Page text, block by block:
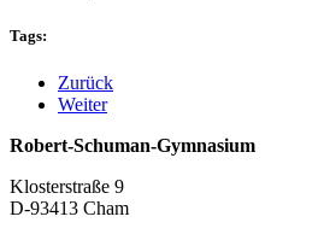
Tags:
Zurück
Weiter
Robert-Schuman-Gymnasium
Klosterstraße 9
D-93413 Cham